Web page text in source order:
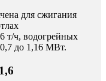
для сжигания
т/ч, водогрейных
0,7 до 1,16 МВт.